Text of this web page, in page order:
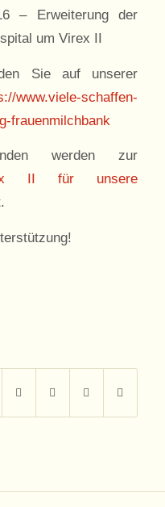
– Erweiterung der
um Virex II
Sie auf unserer
www.viele-schaffen-
frauenmilchbank
werden zur
II für unsere